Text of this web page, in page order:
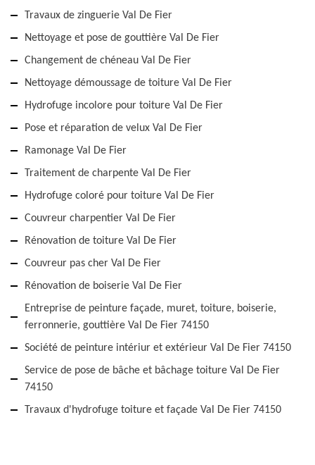
Travaux de zinguerie Val De Fier
Nettoyage et pose de gouttière Val De Fier
Changement de chéneau Val De Fier
Nettoyage démoussage de toiture Val De Fier
Hydrofuge incolore pour toiture Val De Fier
Pose et réparation de velux Val De Fier
Ramonage Val De Fier
Traitement de charpente Val De Fier
Hydrofuge coloré pour toiture Val De Fier
Couvreur charpentier Val De Fier
Rénovation de toiture Val De Fier
Couvreur pas cher Val De Fier
Rénovation de boiserie Val De Fier
Entreprise de peinture façade, muret, toiture, boiserie,
ferronnerie, gouttière Val De Fier 74150
Société de peinture intériur et extérieur Val De Fier 74150
Service de pose de bâche et bâchage toiture Val De Fier
74150
Travaux d'hydrofuge toiture et façade Val De Fier 74150